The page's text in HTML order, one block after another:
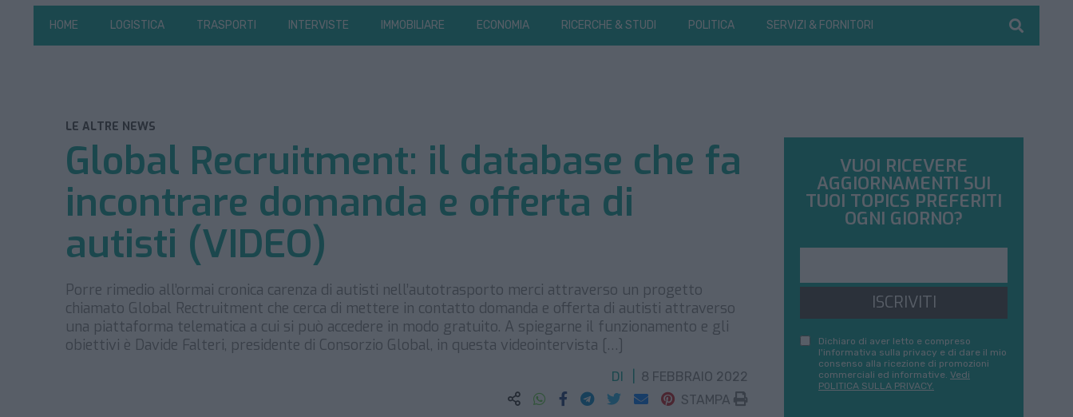
HOME LOGISTICA TRASPORTI INTERVISTE IMMOBILIARE ECONOMIA RICERCHE & STUDI POLITICA SERVIZI & FORNITORI
LE ALTRE NEWS
Global Recruitment: il database che fa
incontrare domanda e offerta di
autisti (VIDEO)
Porre rimedio all’ormai cronica carenza di autisti nell’autotrasporto merci attraverso un progetto
chiamato Global Rectruitment che cerca di mettere in contatto domanda e offerta di autisti attraverso
una piattaforma telematica a cui si può accedere in modo gratuito. A spiegarne il funzionamento e gli
obiettivi è Davide Falteri, presidente di Consorzio Global, in questa videointervista […]
DI
8 FEBBRAIO 2022
STAMPA
VUOI RICEVERE
AGGIORNAMENTI SUI
TUOI TOPICS PREFERITI
OGNI GIORNO?
ISCRIVITI
Dichiaro di aver letto e compreso
l'informativa sulla privacy e di dare il mio
consenso alla ricezione di promozioni
commerciali ed informative. Vedi
POLITICA SULLA PRIVACY.